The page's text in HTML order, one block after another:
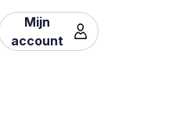
Mijn
account